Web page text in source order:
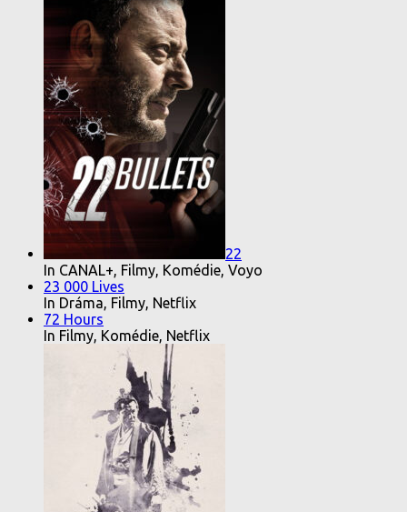
22
In CANAL+, Filmy, Komédie, Voyo
23 000 Lives
In Dráma, Filmy, Netflix
72 Hours
In Filmy, Komédie, Netflix